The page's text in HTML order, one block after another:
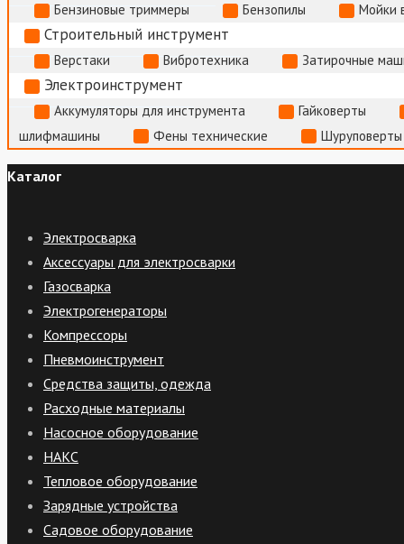
Бензиновые триммеры Бензопилы Мойки
Строительный инструмент
Верстаки Вибротехника Затирочные
Электроинструмент
Аккумуляторы для инструмента
Гайковерты
шлифмашины
Фены технические
Каталог
Электросварка
Аксессуары для электросварки
Газосварка
Электрогенераторы
Компрессоры
Пневмоинструмент
Средства защиты, одежда
Расходные материалы
Насосное оборудование
НАКС
Тепловое оборудование
Зарядные устройства
Садовое оборудование